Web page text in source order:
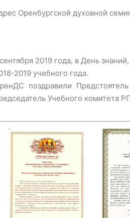
Оренбургской духовной
2019 года, в День
2019 учебного года.
поздравили
Учебного комитета